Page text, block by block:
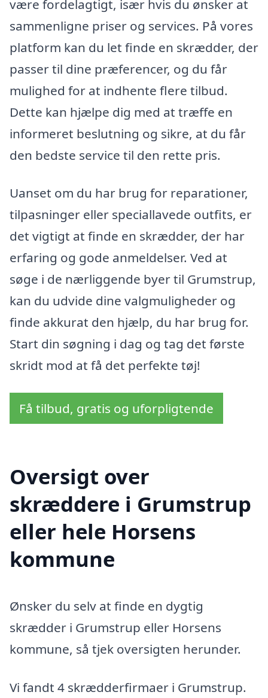
være fordelagtigt, især hvis du ønsker at
sammenligne priser og services. På vores
platform kan du let finde en skrædder, der
passer til dine præferencer, og du får
mulighed for at indhente flere tilbud.
Dette kan hjælpe dig med at træffe en
informeret beslutning og sikre, at du får
den bedste service til den rette pris.
Uanset om du har brug for reparationer,
tilpasninger eller speciallavede outfits, er
det vigtigt at finde en skrædder, der har
erfaring og gode anmeldelser. Ved at
søge i de nærliggende byer til Grumstrup,
kan du udvide dine valgmuligheder og
finde akkurat den hjælp, du har brug for.
Start din søgning i dag og tag det første
skridt mod at få det perfekte tøj!
Få tilbud, gratis og uforpligtende
Oversigt over
skræddere i Grumstrup
eller hele Horsens
kommune
Ønsker du selv at finde en dygtig
skrædder i Grumstrup eller Horsens
kommune, så tjek oversigten herunder.
Vi fandt 4 skrædderfirmaer i Grumstrup.